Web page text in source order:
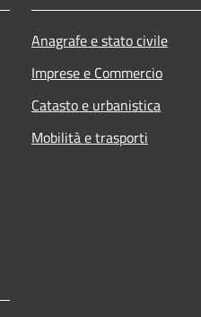
Anagrafe e stato civile
Imprese e Commercio
Catasto e urbanistica
Mobilità e trasporti